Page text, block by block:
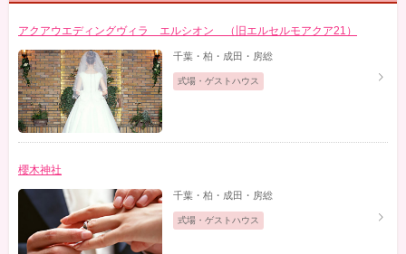
アクアウエディングヴィラ エルシオン （旧エルセルモアクア21）
千葉・柏・成田・房総
式場・ゲストハウス
櫻木神社
千葉・柏・成田・房総
式場・ゲストハウス